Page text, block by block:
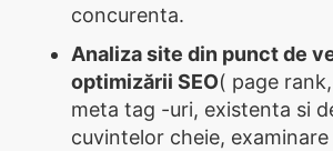
concurenta.
Analiza site din punct de
optimizării SEO( page
meta tag -uri, existenta si
cuvintelor cheie,